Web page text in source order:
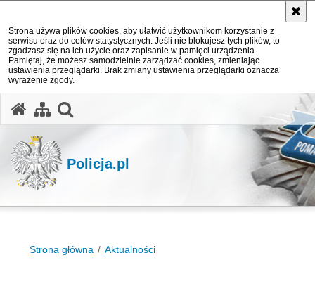
Strona używa plików cookies, aby ułatwić użytkownikom korzystanie z
serwisu oraz do celów statystycznych. Jeśli nie blokujesz tych plików, to
zgadzasz się na ich użycie oraz zapisanie w pamięci urządzenia.
Pamiętaj, że możesz samodzielnie zarządzać cookies, zmieniając
ustawienia przeglądarki. Brak zmiany ustawienia przeglądarki oznacza
wyrażenie zgody.
Policja.pl
Strona główna Aktualności